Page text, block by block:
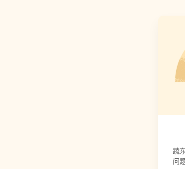
蔬
问